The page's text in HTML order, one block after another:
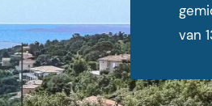
van